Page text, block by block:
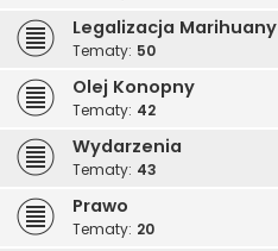
Legalizacja Marihuany
Tematy: 50
Olej Konopny
Tematy: 42
Wydarzenia
Tematy: 43
Prawo
Tematy: 20